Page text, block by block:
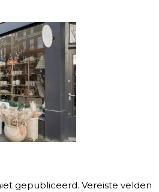
gepubliceerd. Vereiste velden